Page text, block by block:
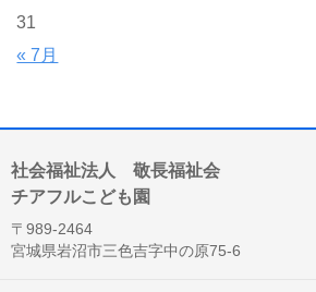
« 7月
31
社会福祉法人 敬長福祉会
チアフルこども園
〒989-2464
宮城県岩沼市三色吉字中の原75-6